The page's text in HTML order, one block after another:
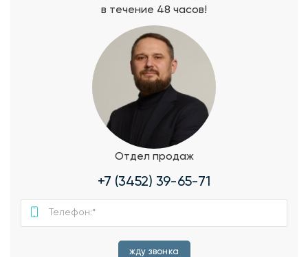
в течение 48 часов!
Отдел продаж
+7 (3452) 39-65-71
жду звонка